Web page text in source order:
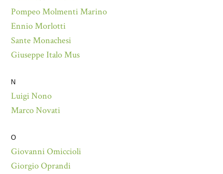
Pompeo Molmenti Marino
Ennio Morlotti
Sante Monachesi
Giuseppe Italo Mus
N
Luigi Nono
Marco Novati
O
Giovanni Omiccioli
Giorgio Oprandi